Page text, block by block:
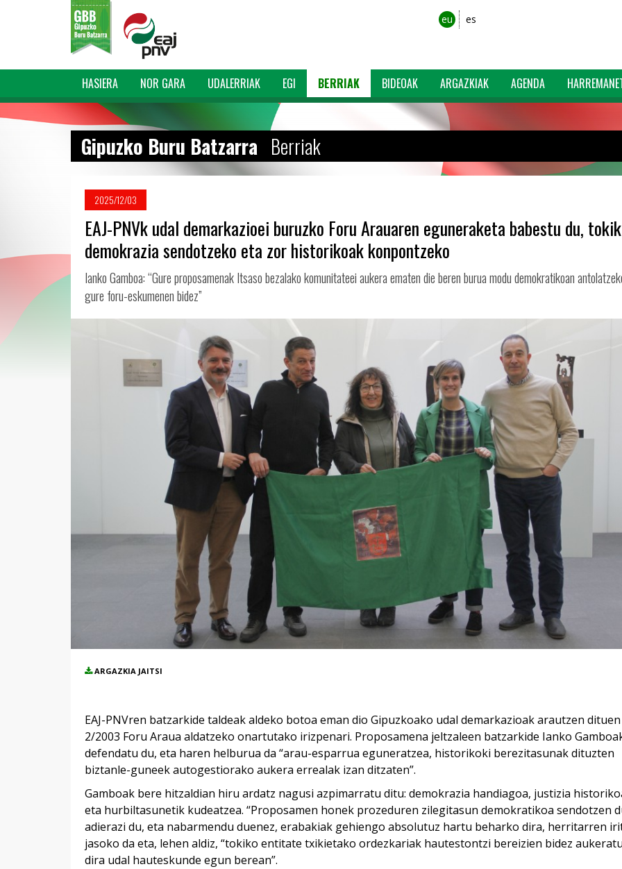
eu es
HASIERA NOR GARA UDALERRIAK EGI BERRIAK BIDEOAK ARGAZKIAK AGENDA
Gipuzko Buru Batzarra Berriak
2025/12/03
EAJ-PNVk udal demarkazioei buruzko Foru Arauaren eguneraketa babestu du,
demokrazia sendotzeko eta zor historikoak konpontzeko
Ianko Gamboa: “Gure proposamenak Itsaso bezalako komunitateei aukera ematen die beren burua modu demokratikoan
gure foru-eskumenen bidez”
ARGAZKIA JAITSI
EAJ-PNVren batzarkide taldeak aldeko botoa eman dio Gipuzkoako udal demarkazioak arautzen dituen
2/2003 Foru Araua aldatzeko onartutako irizpenari. Proposamena jeltzaleen batzarkide Ianko
defendatu du, eta haren helburua da “arau-esparrua eguneratzea, historikoki berezitasunak dituzten
biztanle-guneek autogestiorako aukera errealak izan ditzaten”.
Gamboak bere hitzaldian hiru ardatz nagusi azpimarratu ditu: demokrazia handiagoa, justizia
eta hurbiltasunetik kudeatzea. “Proposamen honek prozeduren zilegitasun demokratikoa sendotzen
adierazi du, eta nabarmendu duenez, erabakiak gehiengo absolutuz hartu beharko dira, herritarren
jasoko da eta, lehen aldiz, “tokiko entitate txikietako ordezkariak hautestontzi bereizien bidez
dira udal hauteskunde egun berean”.